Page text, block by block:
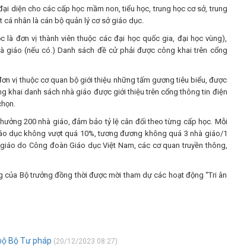
diện cho các cấp học mầm non, tiểu học, trung học cơ sở, trung
nhân là cán bộ quản lý cơ sở giáo dục.
đơn vị thành viên thuộc các đại học quốc gia, đại học vùng),
(nếu có.) Danh sách đề cử phải được công khai trên cổng
vị thuộc cơ quan bộ giới thiệu những tấm gương tiêu biểu, được
khai danh sách nhà giáo được giới thiệu trên cổng thông tin điện
200 nhà giáo, đảm bảo tỷ lệ cân đối theo từng cấp học. Mỗi
dục không vượt quá 10%, tương đương không quá 3 nhà giáo/1
do Công đoàn Giáo dục Việt Nam, các cơ quan truyền thông,
của Bộ trưởng đồng thời được mời tham dự các hoạt động “Tri ân
Bộ Tư pháp (20/12/2023 08:27)